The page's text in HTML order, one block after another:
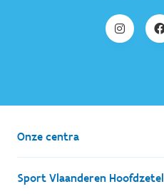
Onze centra
Sport Vlaanderen Hoofdzetel